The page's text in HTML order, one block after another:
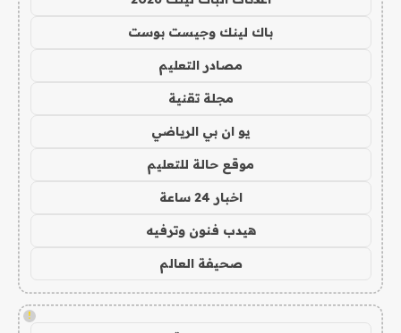
باك لينك وجيست بوست
مصادر التعليم
مجلة تقنية
يو ان بي الرياضي
موقع حالة للتعليم
اخبار 24 ساعة
هيدب فنون وترفيه
صحيفة العالم
!